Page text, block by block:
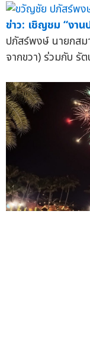
ข่าว: เชิญชม “งาน
ปภัสร์พงษ์ นายกสม
จากขวา) ร่วมกับ